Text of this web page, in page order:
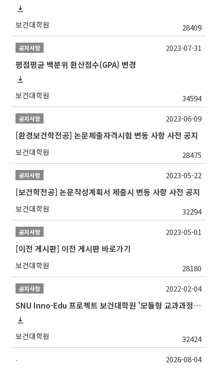
보건대학원 28409
공지사항
평점평균 백분위 환산점수(GPA) 변경
보건대학원 34594
2023-07-31
공지사항
[환경보건학전공] 논문제출자격시험 변동 사항 사전 공지
보건대학원 28475
2023-06-09
공지사항
[보건학전공] 논문작성계획서 제출시 변동 사항 사전 공지
보건대학원 32294
2023-05-22
공지사항
[이전 게시판] 이전 게시판 바로가기
보건대학원 28180
2023-05-01
공지사항
SNU Inno-Edu 프로젝트 보건대학원 '모듈형 교과과정' 안내(revised 2022/2/28)
보건대학원 32424
2022-02-04
- 2026-08-04